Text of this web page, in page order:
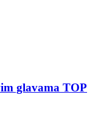
glavama TOP